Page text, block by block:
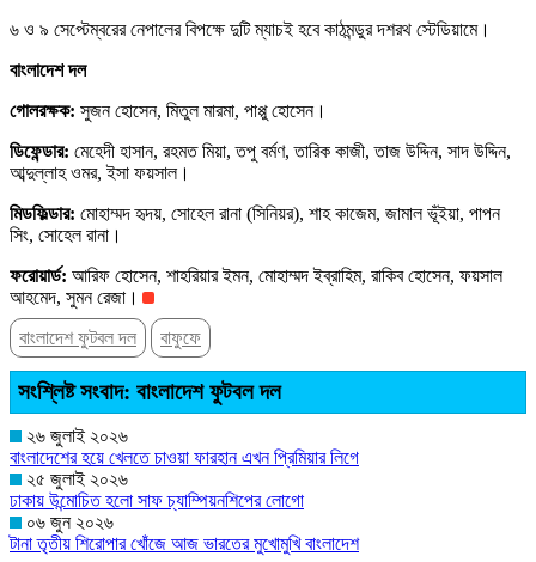
৬ ও ৯ সেপ্টেম্বরের নেপালের বিপক্ষে দুটি ম্যাচই হবে কাঠমন্ডুর দশরথ স্টেডিয়ামে।
‎বাংলাদেশ দল
‎‎গোলরক্ষক: সুজন হোসেন, মিতুল মারমা, পাপ্পু হোসেন।
ডিফেন্ডার: মেহেদী হাসান, রহমত মিয়া, তপু বর্মণ, তারিক কাজী, তাজ উদ্দিন, সাদ উদ্দিন,
আব্দুল্লাহ ওমর, ইসা ফয়সাল। ‎
মিডফিল্ডার: মোহাম্মদ হৃদয়, সোহেল রানা (সিনিয়র), শাহ কাজেম, জামাল ভূঁইয়া, পাপন
সিং, সোহেল রানা।
ফরোয়ার্ড: আরিফ হোসেন, শাহরিয়ার ইমন, মোহাম্মদ ইব্রাহিম, রাকিব হোসেন, ফয়সাল
আহমেদ, সুমন রেজা।
বাংলাদেশ ফুটবল দল
বাফুফে
সংশ্লিষ্ট সংবাদ: বাংলাদেশ ফুটবল দল
২৬ জুলাই ২০২৬
বাংলাদেশের হয়ে খেলতে চাওয়া ফারহান এখন প্রিমিয়ার লিগে
২৫ জুলাই ২০২৬
ঢাকায় উন্মোচিত হলো সাফ চ্যাম্পিয়নশিপের লোগো
০৬ জুন ২০২৬
টানা তৃতীয় শিরোপার খোঁজে আজ ভারতের মুখোমুখি বাংলাদেশ